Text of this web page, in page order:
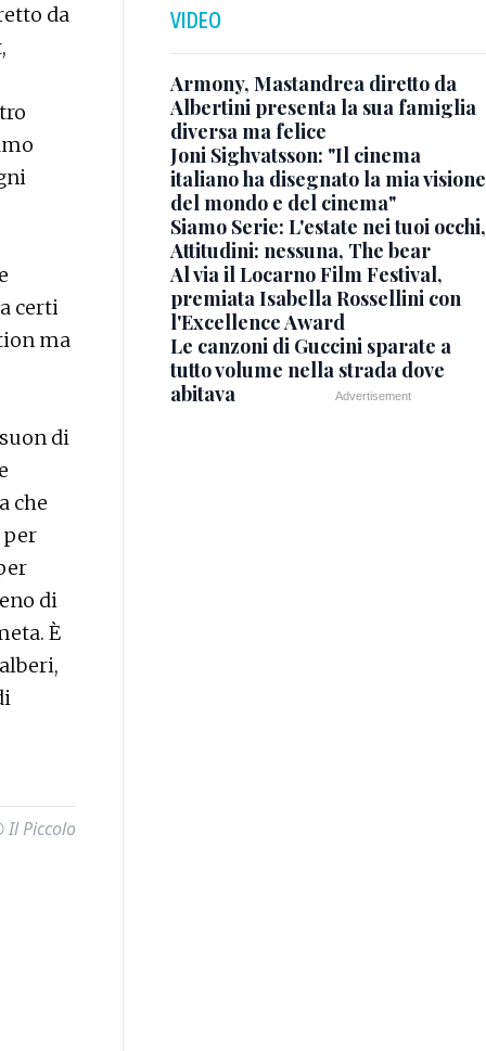
da
certi
ma
di
che
per
di
È
Il Piccolo
VIDEO
Armony, Mastandrea diretto da
Albertini presenta la sua famiglia
diversa ma felice
Joni Sighvatsson: "Il cinema
italiano ha disegnato la mia visione
del mondo e del cinema"
Siamo Serie: L'estate nei tuoi occhi,
Attitudini: nessuna, The bear
Al via il Locarno Film Festival,
premiata Isabella Rossellini con
l'Excellence Award
Le canzoni di Guccini sparate a
tutto volume nella strada dove
abitava